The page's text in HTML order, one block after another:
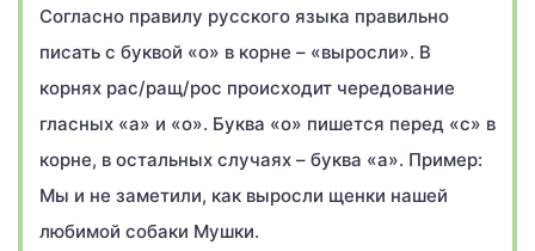
Согласно правилу русского языка правильно
писать с буквой «о» в корне – «выросли». В
корнях рас/ращ/рос происходит чередование
гласных «а» и «о». Буква «о» пишется перед «с» в
корне, в остальных случаях – буква «а». Пример:
Мы и не заметили, как выросли щенки нашей
любимой собаки Мушки.